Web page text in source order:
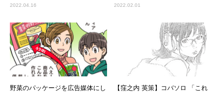
2022.04.16 2022.02.01
野菜のパッケージを広告媒体にし
【窪之内 英策】コバソロ 「これ